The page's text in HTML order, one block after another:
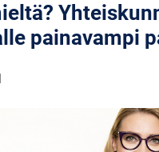
painavampi